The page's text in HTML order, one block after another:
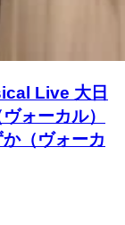
Live 大日
ォーカル）
（ヴォーカ